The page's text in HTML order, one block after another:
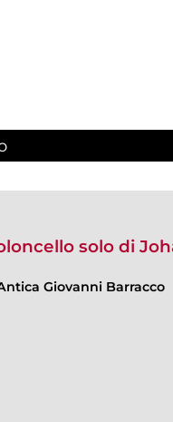
solo di
Giovanni Barracco